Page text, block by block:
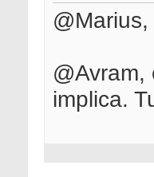
implica.